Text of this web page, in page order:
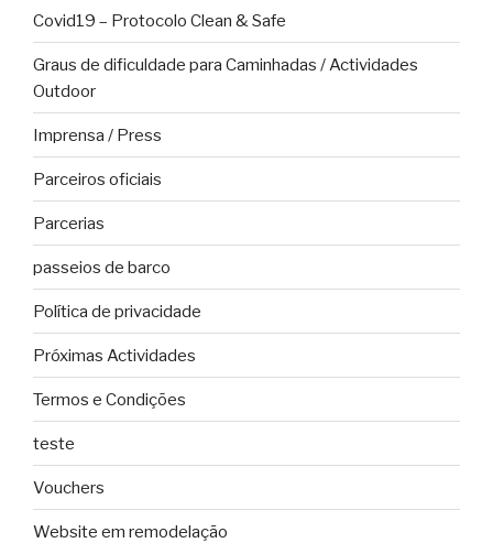
Covid19 – Protocolo Clean & Safe
Graus de dificuldade para Caminhadas / Actividades
Outdoor
Imprensa / Press
Parceiros oficiais
Parcerias
passeios de barco
Política de privacidade
Próximas Actividades
Termos e Condições
teste
Vouchers
Website em remodelação